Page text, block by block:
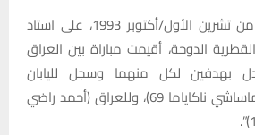
في الثامن والعشرين من تشرين الأول/أكتوبر 1993، على استاد
الدوحة، أقيمت مباراة بين العراق
بهدفين لكل منهما وسجل لليابان
(كازويوشي ميورا 5 وماساشي ناكاياما 69)، وللعراق (أحمد راضي